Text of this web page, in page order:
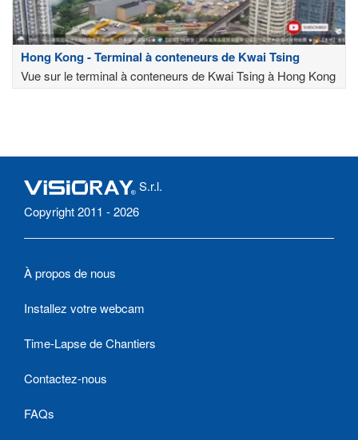
Hong Kong - Terminal à conteneurs de Kwai Tsing
Vue sur le terminal à conteneurs de Kwai Tsing à Hong Kong
S.r.l.
Copyright 2011 - 2026
À propos de nous
Installez votre webcam
Time-Lapse de Chantiers
Contactez-nous
FAQs